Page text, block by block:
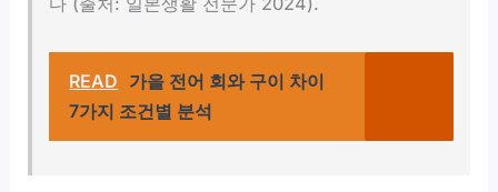
READ 가을 전어 회와 구이 차이
7가지 조건별 분석